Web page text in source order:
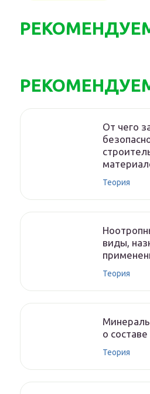
От чего
Теория
виды,
Теория
о
Теория